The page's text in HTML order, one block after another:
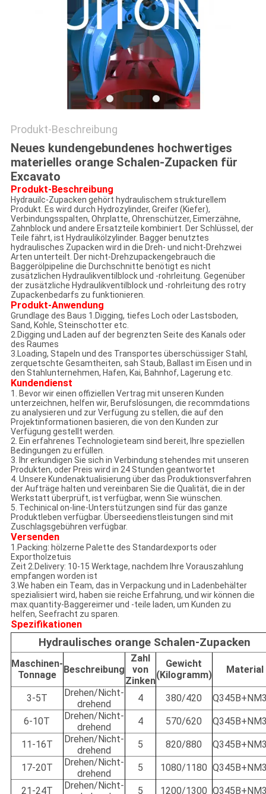
Produkt-Beschreibung
Neues kundengebundenes hochwertiges
materielles orange Schalen-Zupacken für
Excavato
Produkt-Beschreibung
Hydrauilc-Zupacken gehört hydraulischem strukturellem
Produkt. Es wird durch Hydrozylinder, Greifer (Kiefer),
Verbindungsspalten, Ohrplatte, Ohrenschützer, Eimerzähne,
Zahnblock und andere Ersatzteile kombiniert. Der Schlüssel, der
Teile fährt, ist Hydraulikölzylinder. Bagger benutztes
hydraulisches Zupacken wird in die Dreh- und nicht-Drehzwei
Arten unterteilt. Der nicht-Drehzupackengebrauch die
Baggerölpipeline die Durchschnitte benötigt es nicht
zusätzlichen Hydraulikventilblock und -rohrleitung. Gegenüber
der zusätzliche Hydraulikventilblock und -rohrleitung des rotry
Zupackenbedarfs zu funktionieren.
Produkt-Anwendung
Grundlage des Baus 1.Digging, tiefes Loch oder Lastsboden,
Sand, Kohle, Steinschotter etc.
2.Digging und Laden auf der begrenzten Seite des Kanals oder
des Raumes
3.Loading, Stapeln und des Transportes überschüssiger Stahl,
zerquetschte Gesamtheiten, sah Staub, Ballast im Eisen und in
den Stahlunternehmen, Hafen, Kai, Bahnhof, Lagerung etc.
Kundendienst
1. Bevor wir einen offiziellen Vertrag mit unseren Kunden
unterzeichnen, helfen wir, Berufslösungen, die recommdations
zu analysieren und zur Verfügung zu stellen, die auf den
Projektinformationen basieren, die von den Kunden zur
Verfügung gestellt werden.
2. Ein erfahrenes Technologieteam sind bereit, Ihre speziellen
Bedingungen zu erfüllen.
3. Ihr erkundigen Sie sich in Verbindung stehendes mit unseren
Produkten, oder Preis wird in 24 Stunden geantwortet
4. Unsere Kundenaktualisierung über das Produktionsverfahren
der Aufträge halten und vereinbaren Sie die Qualität, die in der
Werkstatt überprüft, ist verfügbar, wenn Sie wünschen.
5. Techinical on-line-Unterstützungen sind für das ganze
Produktleben verfügbar. Überseedienstleistungen sind mit
Zuschlagsgebühren verfügbar.
Versenden
1.Packing: hölzerne Palette des Standardexports oder
Exportholzetuis
Zeit 2.Delivery: 10-15 Werktage, nachdem Ihre Vorauszahlung
empfangen worden ist
3.We haben ein Team, das in Verpackung und in Ladenbehälter
spezialisiert wird, haben sie reiche Erfahrung, und wir können die
max.quantity-Baggereimer und -teile laden, um Kunden zu
helfen, Seefracht zu sparen.
Spezifikationen
Hydraulisches orange Schalen-Zupacken
Maschinen-
Tonnage
Beschreibung
Zahl
von
Zinken
Gewicht
(Kilogramm)
Material
3-5T
Drehen/Nicht-
drehend
4 380/420
6-10T
Drehen/Nicht-
drehend
4 570/620
11-16T
Drehen/Nicht-
drehend
5 820/880
17-20T
Drehen/Nicht-
drehend
5 1080/1180
21-24T
Drehen/Nicht-
5 1200/1300